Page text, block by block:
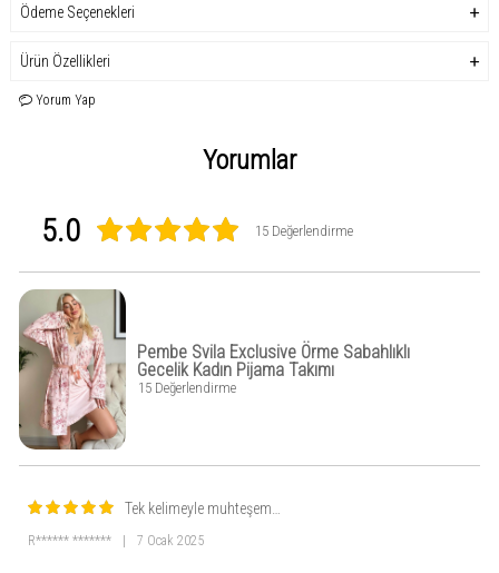
yumoş likralı kumaştan üretilmiştir. Modelin 1.67 boy, 45 kilo ve S/36 beden
ölçüleri için ideal olan bu set, normal regular kesimiyle rahat bir uyum sağlar.
evde şıklık ve konfor arayanlar için ideal bir seçenektir.
Ödeme Seçenekleri
Ürün Özellikleri
Yorum Yap
Yorumlar
5.0 15 Değerlendirme
Pembe Svila Exclusive Örme Sabahlıklı
Gecelik Kadın Pijama Takımı
15 Değerlendirme
Tek kelimeyle muhteşem…
R****** ******* 7 Ocak 2025